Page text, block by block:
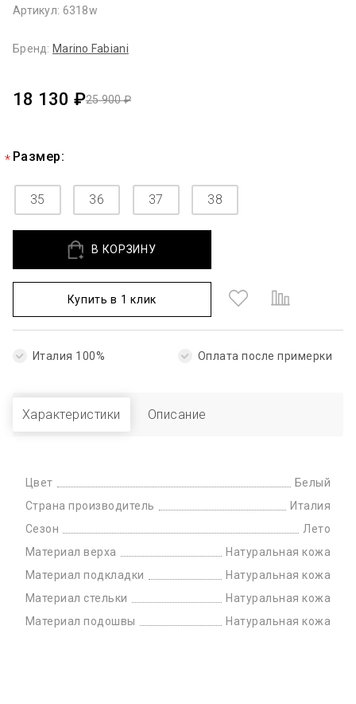
Артикул: 6318w
Бренд: Marino Fabiani
25 900 ₽
18 130 ₽
Размер:
35 36 37 38
В КОРЗИНУ
Купить в 1 клик
Италия 100% Оплата после примерки
Характеристики Описание
Цвет
Белый
Страна производитель
Италия
Сезон
Лето
Материал верха
Натуральная кожа
Материал подкладки
Натуральная кожа
Материал стельки
Натуральная кожа
Материал подошвы
Натуральная кожа